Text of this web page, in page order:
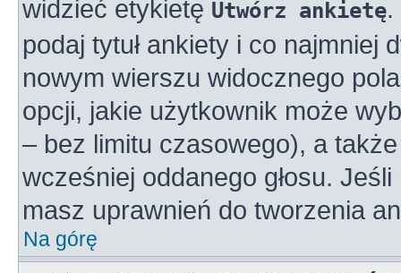
widzieć etykietę Utwórz ankietę.
podaj tytuł ankiety i co najmniej
nowym wierszu widocznego
opcji, jakie użytkownik może
– bez limitu czasowego), a
wcześniej oddanego głosu.
masz uprawnień do tworzenia
Na górę